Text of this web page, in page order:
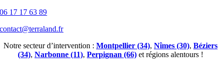
06 17 17 63 89
contact@terraland.fr
Notre secteur d’intervention : Montpellier (34), Nîmes (30), Béziers
(34), Narbonne (11), Perpignan (66) et régions alentours !